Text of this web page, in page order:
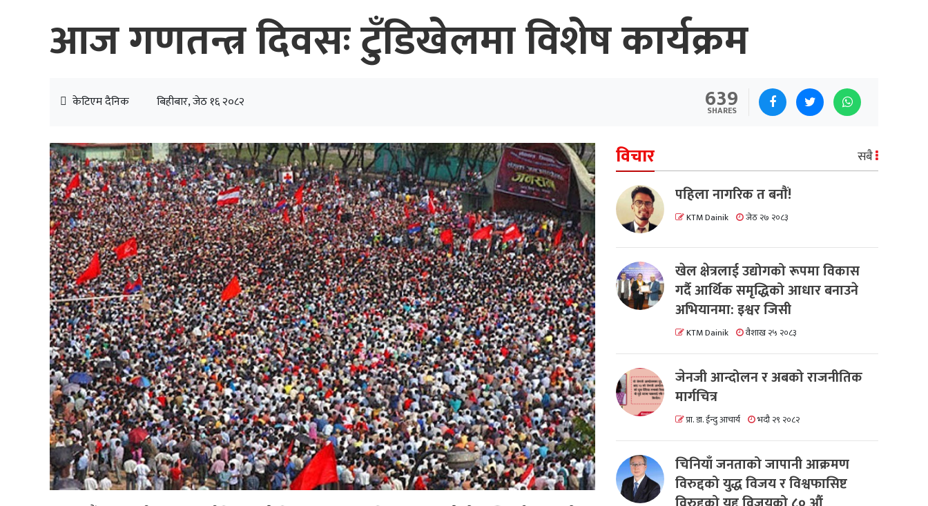
आज गणतन्त्र दिवसः टुँडिखेलमा विशेष कार्यक्रम
केटिएम दैनिक बिहीबार, जेठ १६ २०८२ 639
SHARES
विचार सबै
पहिला नागरिक त बनाैं!
KTM Dainik जेठ २७ २०८३
खेल क्षेत्रलाई उद्योगको रूपमा विकास
गर्दै आर्थिक समृद्धिको आधार बनाउने
अभियानमा: इश्वर जिसी
KTM Dainik वैशाख २५ २०८३
जेनजी आन्दोलन र अबको राजनीतिक
मार्गचित्र
प्रा. डा. ईन्दु आचार्य भदौ २९ २०८२
चिनियाँ जनताको जापानी आक्रमण
विरुद्दको युद्ध विजय र विश्वफासिष्ट